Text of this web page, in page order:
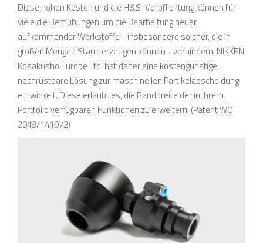
Diese hohen Kosten und die H&S-Verpflichtung können für
viele die Bemühungen um die Bearbeitung neuer,
aufkommender Werkstoffe - insbesondere solcher, die in
großen Mengen Staub erzeugen können - verhindern. NIKKEN
Kosakusho Europe Ltd. hat daher eine kostengünstige,
nachrüstbare Lösung zur maschinellen Partikelabscheidung
entwickelt. Diese erlaubt es, die Bandbreite der in Ihrem
Portfolio verfügbaren Funktionen zu erweitern. (Patent WO
2018/141972)